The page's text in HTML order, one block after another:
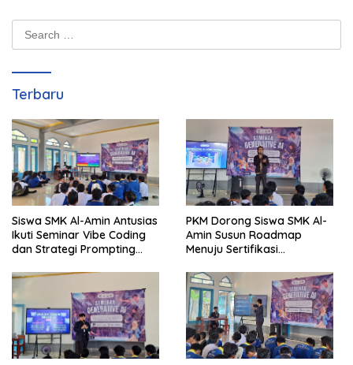
Terbaru
Siswa SMK Al-Amin Antusias
Ikuti Seminar Vibe Coding
dan Strategi Prompting
PKM Dorong Siswa SMK Al-
Amin Susun Roadmap
Menuju Sertifikasi
MikroTik